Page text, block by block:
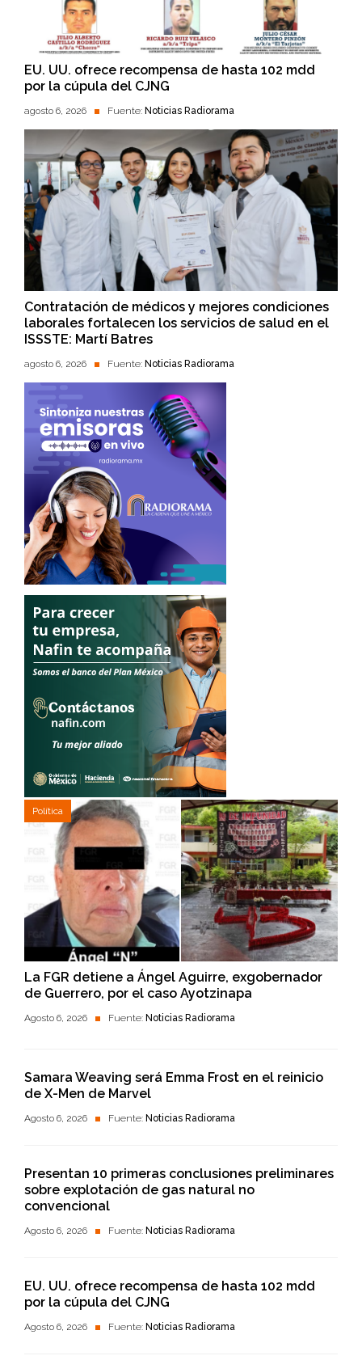
EU. UU. ofrece recompensa de hasta 102 mdd
por la cúpula del CJNG
agosto 6, 2026 Fuente: Noticias Radiorama
Contratación de médicos y mejores condiciones
laborales fortalecen los servicios de salud en el
ISSSTE: Martí Batres
agosto 6, 2026 Fuente: Noticias Radiorama
Política
La FGR detiene a Ángel Aguirre, exgobernador
de Guerrero, por el caso Ayotzinapa
Agosto 6, 2026 Fuente: Noticias Radiorama
Samara Weaving será Emma Frost en el reinicio
de X-Men de Marvel
Agosto 6, 2026 Fuente: Noticias Radiorama
Presentan 10 primeras conclusiones preliminares
sobre explotación de gas natural no
convencional
Agosto 6, 2026 Fuente: Noticias Radiorama
EU. UU. ofrece recompensa de hasta 102 mdd
por la cúpula del CJNG
Agosto 6, 2026 Fuente: Noticias Radiorama